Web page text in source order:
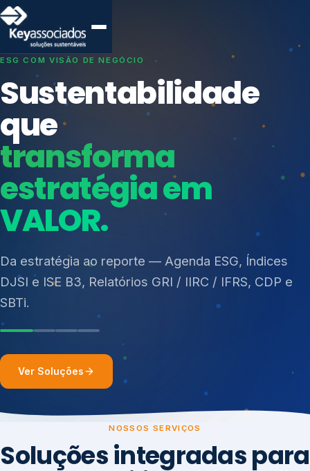
SISTEMAS DE GESTÃO OTIMIZADOS E INTEGRADOS
Conformidade que
protege seu
negócio.
Consultoria, auditoria e treinamentos em ISO 27001,
ISO 27701, ISO 42001, ISO 37001, ISO 9001, ISO
14001, ISO 45001, ONA e PNQ — Gestão de
resíduos sólidos (PGRS/PMGRS).
Índices de Mercado
Mudanças Climáticas
Reputação e Cadeia
Reporte Regulatório
Ver Soluções
NOSSOS SERVIÇOS
Soluções integradas para